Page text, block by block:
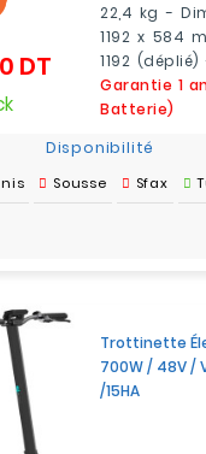
22,4 kg -
1192 x 584
1192
Garantie 1
Batterie)
DT
Disponibilité
Sousse Sfax
Trottinette
700W / 48V /
/15HA